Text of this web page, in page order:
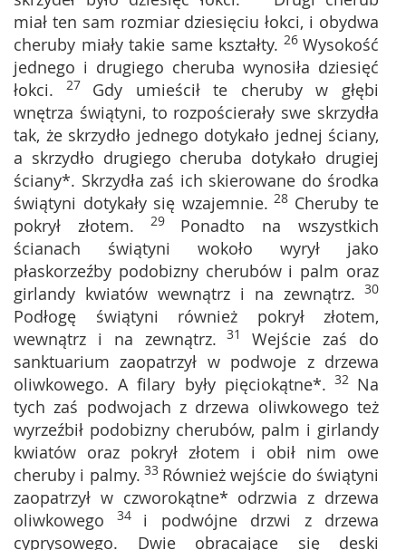
miał ten sam rozmiar dziesięciu łokci, i obydwa
cheruby miały takie same kształty. 26 Wysokość
jednego i drugiego cheruba wynosiła dziesięć
łokci. 27 Gdy umieścił te cheruby w głębi
wnętrza świątyni, to rozpościerały swe skrzydła
tak, że skrzydło jednego dotykało jednej ściany,
a skrzydło drugiego cheruba dotykało drugiej
ściany*. Skrzydła zaś ich skierowane do środka
świątyni dotykały się wzajemnie. 28 Cheruby te
pokrył złotem. 29 Ponadto na wszystkich
ścianach świątyni wokoło wyrył jako
płaskorzeźby podobizny cherubów i palm oraz
girlandy kwiatów wewnątrz i na zewnątrz. 30
Podłogę świątyni również pokrył złotem,
wewnątrz i na zewnątrz. 31Wejście zaś do
sanktuarium zaopatrzył w podwoje z drzewa
oliwkowego. A filary były pięciokątne*. 32 Na
tych zaś podwojach z drzewa oliwkowego też
wyrzeźbił podobizny cherubów, palm i girlandy
kwiatów oraz pokrył złotem i obił nim owe
cheruby i palmy. 33 Również wejście do świątyni
zaopatrzył w czworokątne* odrzwia z drzewa
oliwkowego 34 i podwójne drzwi z drzewa
cyprysowego. Dwie obracające się deski